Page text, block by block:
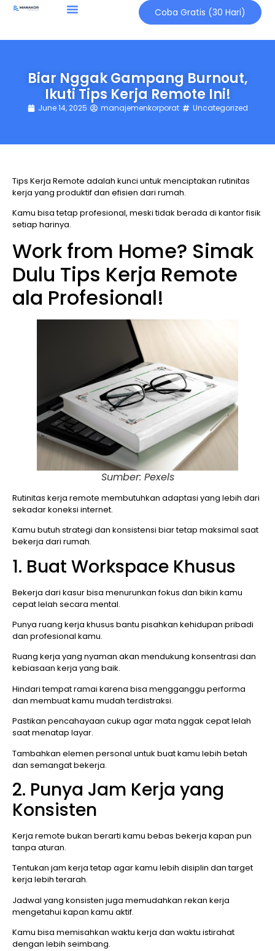
Coba Gratis (30 Hari)
Biar Nggak Gampang Burnout,
Ikuti Tips Kerja Remote Ini!
June 14, 2025 manajemenkorporat Uncategorized
Tips Kerja Remote adalah kunci untuk menciptakan rutinitas
kerja yang produktif dan efisien dari rumah.
Kamu bisa tetap profesional, meski tidak berada di kantor fisik
setiap harinya.
Work from Home? Simak
Dulu Tips Kerja Remote
ala Profesional!
Sumber: Pexels
Rutinitas kerja remote membutuhkan adaptasi yang lebih dari
sekadar koneksi internet.
Kamu butuh strategi dan konsistensi biar tetap maksimal saat
bekerja dari rumah.
1. Buat Workspace Khusus
Bekerja dari kasur bisa menurunkan fokus dan bikin kamu
cepat lelah secara mental.
Punya ruang kerja khusus bantu pisahkan kehidupan pribadi
dan profesional kamu.
Ruang kerja yang nyaman akan mendukung konsentrasi dan
kebiasaan kerja yang baik.
Hindari tempat ramai karena bisa mengganggu performa
dan membuat kamu mudah terdistraksi.
Pastikan pencahayaan cukup agar mata nggak cepat lelah
saat menatap layar.
Tambahkan elemen personal untuk buat kamu lebih betah
dan semangat bekerja.
2. Punya Jam Kerja yang
Konsisten
Kerja remote bukan berarti kamu bebas bekerja kapan pun
tanpa aturan.
Tentukan jam kerja tetap agar kamu lebih disiplin dan target
kerja lebih terarah.
Jadwal yang konsisten juga memudahkan rekan kerja
mengetahui kapan kamu aktif.
Kamu bisa memisahkan waktu kerja dan waktu istirahat
dengan lebih seimbang.